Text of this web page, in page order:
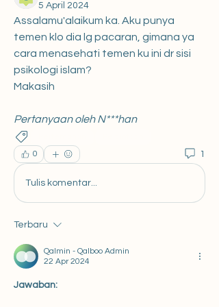
5 April 2024
Assalamu'alaikum ka. Aku punya
temen klo dia lg pacaran, gimana ya
cara menasehati temen ku ini dr sisi
psikologi islam?
Makasih
Pertanyaan oleh N***han
0
1
Tulis komentar...
Terbaru
Qalmin - Qalboo Admin
22 Apr 2024
Jawaban: